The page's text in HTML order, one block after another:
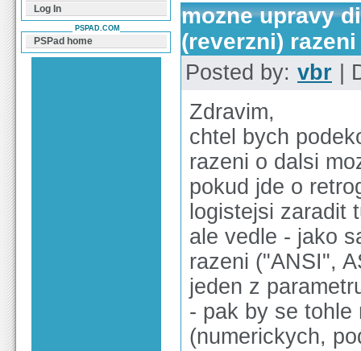
mozne upravy
(reverzni) razeni
Posted by: vbr |
Zdravim,
chtel bych
razeni o dalsi
pokud jde o
logistejsi zaradit
ale vedle - jako
razeni ("ANSI",
jeden z
- pak by se tohle
(numerickych,
Log In
PSPAD.COM
PSPad home